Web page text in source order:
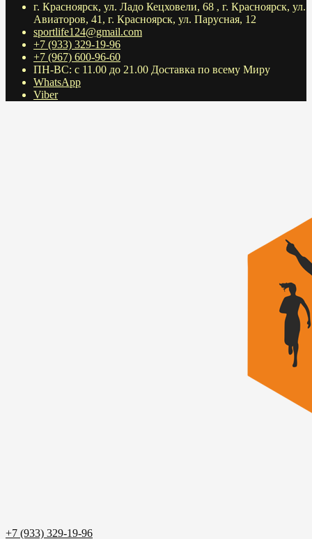
г. Красноярск, ул. Ладо Кецховели, 68 , г. Красноярск, ул.
Авиаторов, 41, г. Красноярск, ул. Парусная, 12
sportlife124@gmail.com
+7 (933) 329-19-96
+7 (967) 600-96-60
ПН-ВС: с 11.00 до 21.00 Доставка по всему Миру
WhatsApp
Viber
+7 (933) 329-19-96